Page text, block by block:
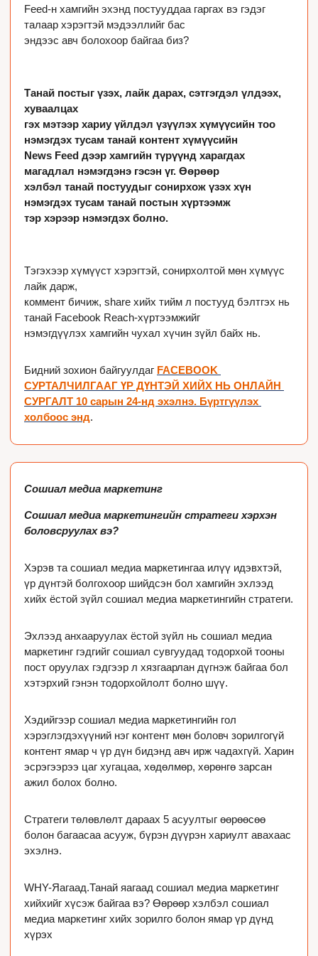
Feed-н хамгийн эхэнд постууддаа гаргах вэ гэдэг
талаар хэрэгтэй мэдээллийг бас
эндээс авч болохоор байгаа биз?
Танай постыг үзэх, лайк дарах, сэтгэгдэл үлдээх,
хуваалцах
гэх мэтээр хариу үйлдэл үзүүлэх хүмүүсийн тоо
нэмэгдэх тусам танай контент хүмүүсийн
News Feed дээр хамгийн түрүүнд харагдах
магадлал нэмэгдэнэ гэсэн үг. Өөрөөр
хэлбэл танай постуудыг сонирхож үзэх хүн
нэмэгдэх тусам танай постын хүртээмж
тэр хэрээр нэмэгдэх болно.
Тэгэхээр хүмүүст хэрэгтэй, сонирхолтой мөн хүмүүс
лайк дарж,
коммент бичиж, share хийх тийм л постууд бэлтгэх нь
танай Facebook Reach-хүртээмжийг
нэмэгдүүлэх хамгийн чухал хүчин зүйл байх нь.
Бидний зохион байгуулдаг FACEBOOK
СУРТАЛЧИЛГААГ ҮР ДҮНТЭЙ ХИЙХ НЬ ОНЛАЙН
СУРГАЛТ 10 сарын 24-нд эхэлнэ. Бүртгүүлэх
холбоос энд.
Сошиал медиа маркетинг
Сошиал медиа маркетингийн стратеги хэрхэн
боловсруулах вэ?
Хэрэв та сошиал медиа маркетингаа илүү идэвхтэй,
үр дүнтэй болгохоор шийдсэн бол хамгийн эхлээд
Эхлээд анхааруулах ёстой зүйл нь сошиал медиа
маркетинг гэдгийг сошиал сувгуудад тодорхой тооны
пост оруулах гэдгээр л хязгаарлан дүгнэж байгаа бол
хэтэрхий гэнэн тодорхойлолт болно шүү.
Хэдийгээр сошиал медиа маркетингийн гол
хэрэглэгдэхүүний нэг контент мөн боловч зорилгогүй
контент ямар ч үр дүн бидэнд авч ирж чадахгүй. Харин
эсрэгээрээ цаг хугацаа, хөдөлмөр, хөрөнгө зарсан
ажил болох болно.
Стратеги төлөвлөлт дараах 5 асуултыг өөрөөсөө
болон багаасаа асууж, бүрэн дүүрэн хариулт авахаас
эхэлнэ.
WHY-Яагаад.Танай яагаад сошиал медиа маркетинг
хийхийг хүсэж байгаа вэ? Өөрөөр хэлбэл сошиал
медиа маркетинг хийх зорилго болон ямар үр дүнд
хүрэх